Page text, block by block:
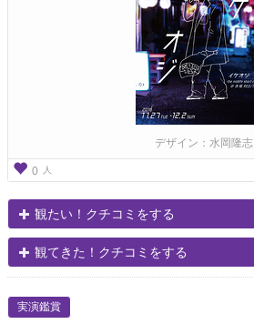
デザイン：水岡隆志
0 人
観たい！クチコミをする
観てきた！クチコミをする
実演鑑賞